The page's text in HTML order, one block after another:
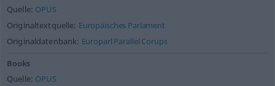
Quelle: OPUS
Originaltextquelle: Europäisches Parlament
Originaldatenbank: Europarl Parallel Corups
Books
Quelle: OPUS